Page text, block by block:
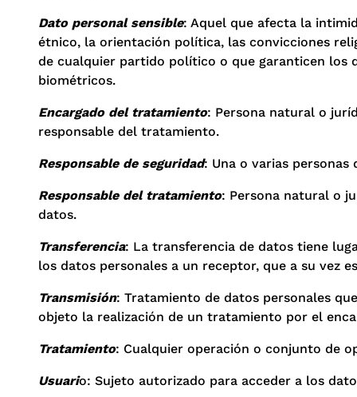
Dato personal sensible: Aquel que afecta la
étnico, la orientación política, las convicciones
de cualquier partido político o que garanticen los
biométricos.
Encargado del tratamiento: Persona natural o
responsable del tratamiento.
Responsable de seguridad: Una o varias
Responsable del tratamiento: Persona natural o
datos.
Transferencia: La transferencia de datos tiene
los datos personales a un receptor, que a su vez
Transmisión: Tratamiento de datos personales
objeto la realización de un tratamiento por el
Tratamiento: Cualquier operación o conjunto de
Usuario: Sujeto autorizado para acceder a los